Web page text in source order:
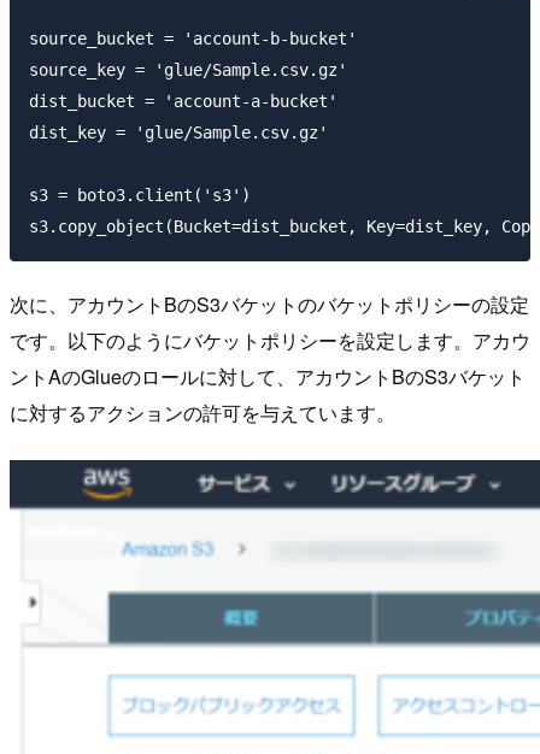
source_bucket = 'account-b-bucket'
source_key = 'glue/Sample.csv.gz'
dist_bucket = 'account-a-bucket'
dist_key = 'glue/Sample.csv.gz'
s3 = boto3.client('s3')
次に、アカウントBのS3バケットのバケットポリシーの設定
です。以下のようにバケットポリシーを設定します。アカウ
ントAのGlueのロールに対して、アカウントBのS3バケット
に対するアクションの許可を与えています。